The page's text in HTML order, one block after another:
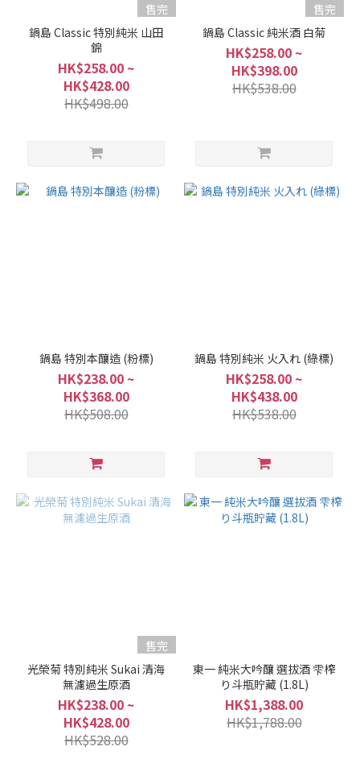
售完
鍋島 Classic 特別純米 山田
錦
HK$258.00 ~
HK$428.00
HK$498.00
售完
鍋島 Classic 純米酒 白菊
HK$258.00 ~
HK$398.00
HK$538.00
鍋島 特別本釀造 (粉標)
HK$238.00 ~
HK$368.00
HK$508.00
鍋島 特別純米 火入れ (綠標)
HK$258.00 ~
HK$438.00
HK$538.00
售完
光榮菊 特別純米 Sukai 清海
無濾過生原酒
HK$238.00 ~
HK$428.00
HK$528.00
東一 純米大吟釀 選拔酒 雫榨
り斗瓶貯藏 (1.8L)
HK$1,388.00
HK$1,788.00